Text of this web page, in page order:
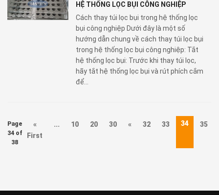
HỆ THỐNG LỌC BỤI CÔNG NGHIỆP
Cách thay túi lọc bụi trong hệ thống lọc
bụi công nghiệp Dưới đây là một số
hướng dẫn chung về cách thay túi lọc bụi
trong hệ thống lọc bụi công nghiệp: Tắt
hệ thống lọc bụi: Trước khi thay túi lọc,
hãy tắt hệ thống lọc bụi và rút phích cắm
để...
Page
34 of
38
«
First
... 10 20 30 « 32 33 34 35